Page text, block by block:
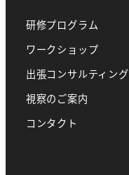
研修プログラム
ワークショップ
出張コンサルティング
視察のご案内
コンタクト